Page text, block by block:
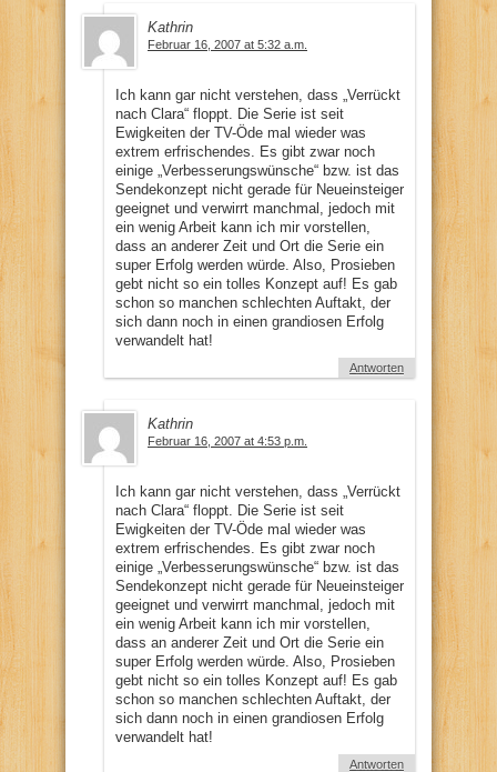
Kathrin
Februar 16, 2007 at 5:32 a.m.
Ich kann gar nicht verstehen, dass „Verrückt
nach Clara“ floppt. Die Serie ist seit
Ewigkeiten der TV-Öde mal wieder was
extrem erfrischendes. Es gibt zwar noch
einige „Verbesserungswünsche“ bzw. ist das
Sendekonzept nicht gerade für Neueinsteiger
geeignet und verwirrt manchmal, jedoch mit
ein wenig Arbeit kann ich mir vorstellen,
dass an anderer Zeit und Ort die Serie ein
super Erfolg werden würde. Also, Prosieben
gebt nicht so ein tolles Konzept auf! Es gab
schon so manchen schlechten Auftakt, der
sich dann noch in einen grandiosen Erfolg
verwandelt hat!
Antworten
Kathrin
Februar 16, 2007 at 4:53 p.m.
Ich kann gar nicht verstehen, dass „Verrückt
nach Clara“ floppt. Die Serie ist seit
Ewigkeiten der TV-Öde mal wieder was
extrem erfrischendes. Es gibt zwar noch
einige „Verbesserungswünsche“ bzw. ist das
Sendekonzept nicht gerade für Neueinsteiger
geeignet und verwirrt manchmal, jedoch mit
ein wenig Arbeit kann ich mir vorstellen,
dass an anderer Zeit und Ort die Serie ein
super Erfolg werden würde. Also, Prosieben
gebt nicht so ein tolles Konzept auf! Es gab
schon so manchen schlechten Auftakt, der
sich dann noch in einen grandiosen Erfolg
verwandelt hat!
Antworten